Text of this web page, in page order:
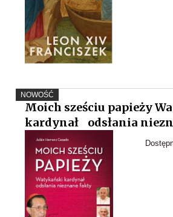
Moich sześciu papieży
kardynał odsłania
NOWOŚĆ